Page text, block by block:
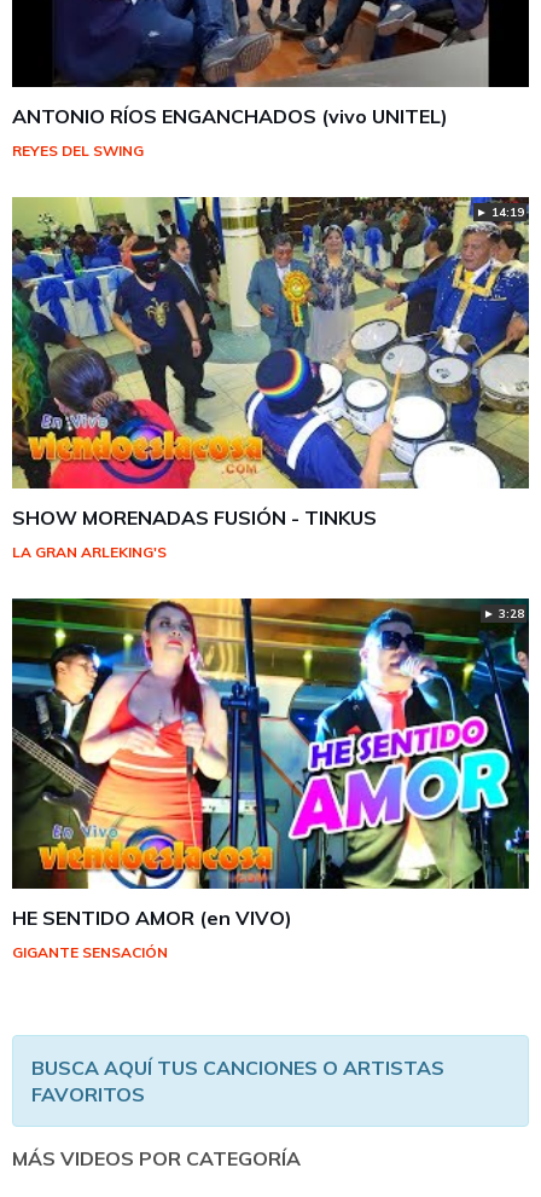
ANTONIO RÍOS ENGANCHADOS (vivo UNITEL)
REYES DEL SWING
► 14:19
SHOW MORENADAS FUSIÓN - TINKUS
LA GRAN ARLEKING'S
► 3:28
HE SENTIDO AMOR (en VIVO)
GIGANTE SENSACIÓN
BUSCA AQUÍ TUS CANCIONES O ARTISTAS
FAVORITOS
MÁS VIDEOS POR CATEGORÍA